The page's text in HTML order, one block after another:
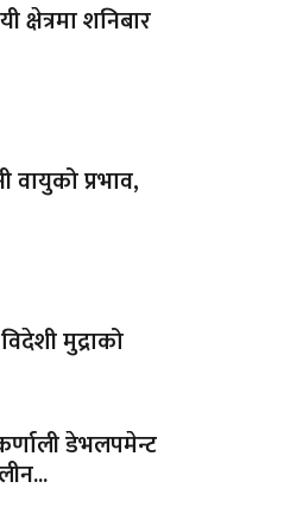
क्षेत्रमा शनिबार
प्रभाव,
मुद्राको
डेभलपमेन्ट